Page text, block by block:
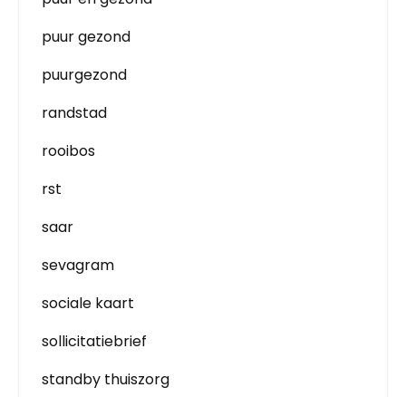
puur gezond
puurgezond
randstad
rooibos
rst
saar
sevagram
sociale kaart
sollicitatiebrief
standby thuiszorg